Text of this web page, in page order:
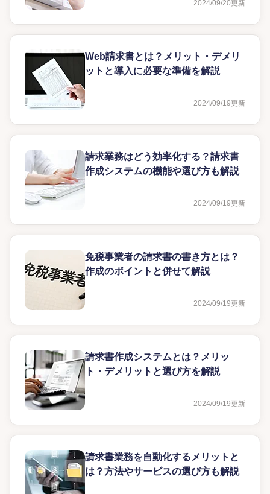
2024/09/20更新
Web請求書とは？メリット・デメリ
ットと導入に必要な準備を解説
2024/09/19更新
請求業務はどう効率化する？請求書
作成システムの機能や選び方も解説
2024/09/19更新
免税事業者の請求書の書き方とは？
作成のポイントと併せて解説
2024/09/19更新
請求書作成システムとは？メリッ
ト・デメリットと選び方を解説
2024/09/19更新
請求書業務を自動化するメリットと
は？方法やサービスの選び方も解説